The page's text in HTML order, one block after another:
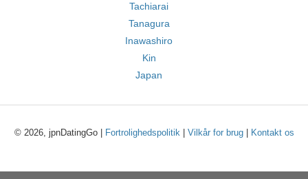
Tachiarai
Tanagura
Inawashiro
Kin
Japan
© 2026, jpnDatingGo | Fortrolighedspolitik| Vilkår for brug| Kontakt os